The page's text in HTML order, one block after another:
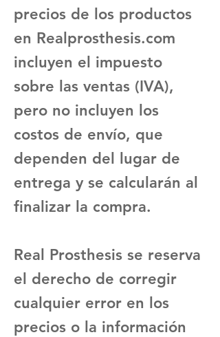
precios de los productos
en Realprosthesis.com
incluyen el impuesto
sobre las ventas (IVA),
pero no incluyen los
costos de envío, que
dependen del lugar de
entrega y se calcularán al
finalizar la compra.
Real Prosthesis se reserva
el derecho de corregir
cualquier error en los
precios o la información